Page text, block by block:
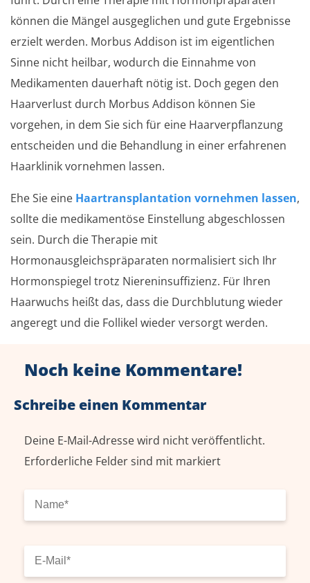
können die Mängel ausgeglichen und gute Ergebnisse
erzielt werden. Morbus Addison ist im eigentlichen
Sinne nicht heilbar, wodurch die Einnahme von
Medikamenten dauerhaft nötig ist. Doch gegen den
Haarverlust durch Morbus Addison können Sie
vorgehen, in dem Sie sich für eine Haarverpflanzung
entscheiden und die Behandlung in einer erfahrenen
Haarklinik vornehmen lassen.
Ehe Sie eine Haartransplantation vornehmen lassen,
sollte die medikamentöse Einstellung abgeschlossen
sein. Durch die Therapie mit
Hormonausgleichspräparaten normalisiert sich Ihr
Hormonspiegel trotz Niereninsuffizienz. Für Ihren
Haarwuchs heißt das, dass die Durchblutung wieder
angeregt und die Follikel wieder versorgt werden.
Noch keine Kommentare!
Schreibe einen Kommentar
Deine E-Mail-Adresse wird nicht veröffentlicht.
Erforderliche Felder sind mit markiert